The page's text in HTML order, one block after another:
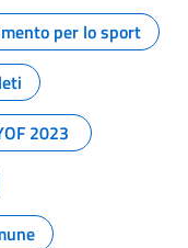
per lo sport
2023